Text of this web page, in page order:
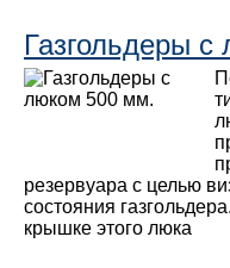
Газгольдеры
резервуара с целью
состояния
крышке этого люка